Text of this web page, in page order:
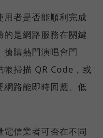
用者是否能順利完成
的是網路服務在關鍵
搶購熱門演唱會門
帳掃描 QR Code，或
網路能即時回應、低
信業者可否在不同